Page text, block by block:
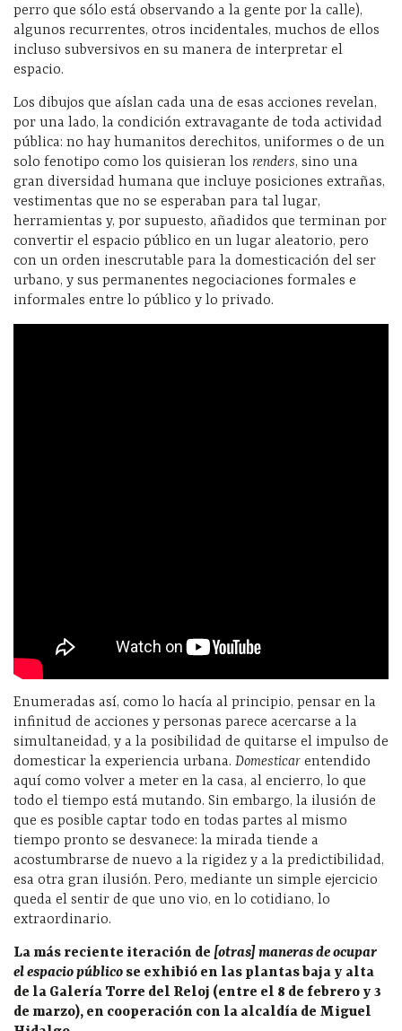
perro que sólo está observando a la gente por la calle),
algunos recurrentes, otros incidentales, muchos de ellos
incluso subversivos en su manera de interpretar el
espacio.
Los dibujos que aíslan cada una de esas acciones revelan,
por una lado, la condición extravagante de toda actividad
pública: no hay humanitos derechitos, uniformes o de un
solo fenotipo como los quisieran los renders, sino una
gran diversidad humana que incluye posiciones extrañas,
vestimentas que no se esperaban para tal lugar,
herramientas y, por supuesto, añadidos que terminan por
convertir el espacio público en un lugar aleatorio, pero
con un orden inescrutable para la domesticación del ser
urbano, y sus permanentes negociaciones formales e
informales entre lo público y lo privado.
Enumeradas así, como lo hacía al principio, pensar en la
infinitud de acciones y personas parece acercarse a la
simultaneidad, y a la posibilidad de quitarse el impulso de
domesticar la experiencia urbana. Domesticar entendido
aquí como volver a meter en la casa, al encierro, lo que
todo el tiempo está mutando. Sin embargo, la ilusión de
que es posible captar todo en todas partes al mismo
tiempo pronto se desvanece: la mirada tiende a
acostumbrarse de nuevo a la rigidez y a la predictibilidad,
esa otra gran ilusión. Pero, mediante un simple ejercicio
queda el sentir de que uno vio, en lo cotidiano, lo
extraordinario.
La más reciente iteración de [otras] maneras de ocupar
el espacio público se exhibió en las plantas baja y alta
de la Galería Torre del Reloj (entre el 8 de febrero y 3
de marzo), en cooperación con la alcaldía de Miguel